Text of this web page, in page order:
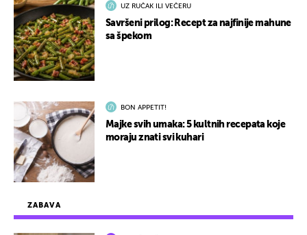
ZABAVA
UZ RUČAK ILI VEČERU
Savršeni prilog: Recept za najfinije mahune
sa špekom
BON APPETIT!
Majke svih umaka: 5 kultnih recepata koje
moraju znati svi kuhari